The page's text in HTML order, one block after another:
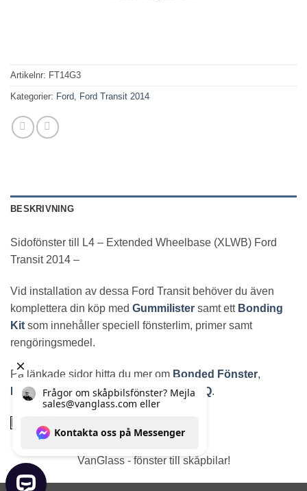
Artikelnr: FT14G3
Kategorier: Ford, Ford Transit 2014
BESKRIVNING
Sidofönster till L4 – Extended Wheelbase (XLWB) Ford
Transit 2014 –
Vid installation av dessa Ford Transit behöver du även
komplettera din köp med Gummilister samt ett Bonding
Kit som innehåller speciell fönsterlim, primer samt
rengöringsmedel.
På länkade sidor hitta du mer om Bonded Fönster,
Installationsinstruktionersamt vårtFAQ.
VanGlass - fönster till skåpbilar!